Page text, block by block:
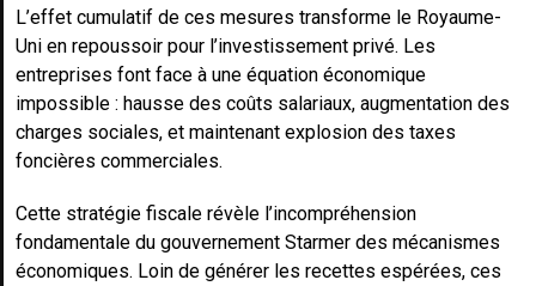
L’effet cumulatif de ces mesures transforme le Royaume-
Uni en repoussoir pour l’investissement privé. Les
entreprises font face à une équation économique
impossible : hausse des coûts salariaux, augmentation des
charges sociales, et maintenant explosion des taxes
foncières commerciales.
Cette stratégie fiscale révèle l’incompréhension
fondamentale du gouvernement Starmer des mécanismes
économiques. Loin de générer les recettes espérées, ces